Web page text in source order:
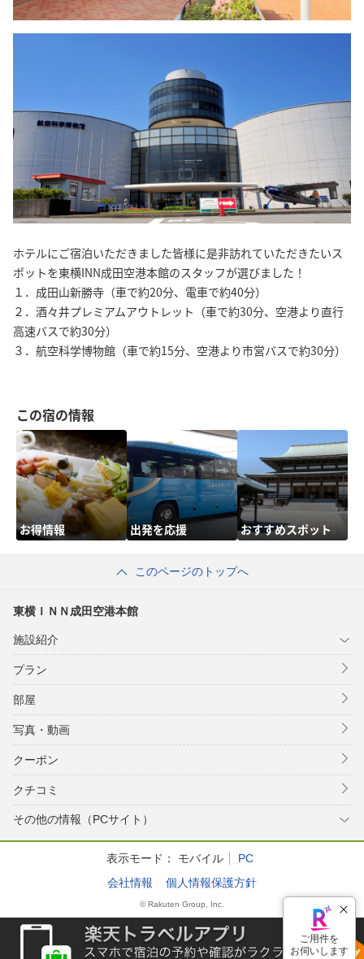
ホテルにご宿泊いただきました皆様に是非訪れていただきたいス
ポットを東横INN成田空港本館のスタッフが選びました！
１．成田山新勝寺（車で約20分、電車で約40分）
２．酒々井プレミアムアウトレット（車で約30分、空港より直行
高速バスで約30分）
３．航空科学博物館（車で約15分、空港より市営バスで約30分）
この宿の情報
お得情報 出発を応援 おすすめスポット
このページのトップへ
東横ＩＮＮ成田空港本館
施設紹介
プラン
部屋
写真・動画
クーポン
クチコミ
その他の情報（PCサイト）
表示モード： モバイル
PC
会社情報
個人情報保護方針
© Rakuten Group, Inc.
ご用件を
お伺いします